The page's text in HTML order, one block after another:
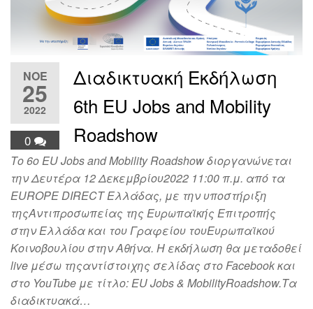
ΝΟΈ
25
2022
0
Διαδικτυακή Εκδήλωση
6th EU Jobs and Mobility
Roadshow
Το 6ο EU Jobs and Mobility Roadshow διοργανώνεται
την Δευτέρα 12 Δεκεμβρίου2022 11:00 π.μ. από τα
EUROPE DIRECT Ελλάδας, με την υποστήριξη
τηςΑντιπροσωπείας της Ευρωπαϊκής Επιτροπής
στην Ελλάδα και του Γραφείου τουΕυρωπαϊκού
Κοινοβουλίου στην Αθήνα. Η εκδήλωση θα μεταδοθεί
live μέσω τηςαντίστοιχης σελίδας στο Facebook και
στο YouTube με τίτλο: EU Jobs & MobilityRoadshow.Τα
διαδικτυακά…